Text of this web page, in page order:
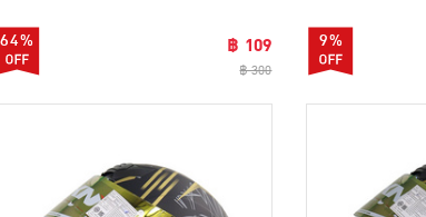
64% ฿ 109
฿ 300
9%